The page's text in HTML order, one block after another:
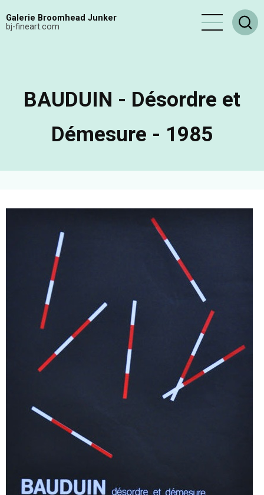
auGalerie Broomhead Junker
bj-fineart.com
BAUDUIN - Désordre et
Démesure - 1985